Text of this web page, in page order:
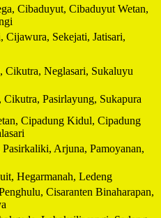
Cibaduyut, Cibaduyut Wetan,
Cijawura, Sekejati, Jatisari,
Cikutra, Neglasari, Sukaluyu
Cikutra, Pasirlayung, Sukapura
Cipadung Kidul, Cipadung
Pasirkaliki, Arjuna, Pamoyanan,
Hegarmanah, Ledeng
Cisaranten Binaharapan,